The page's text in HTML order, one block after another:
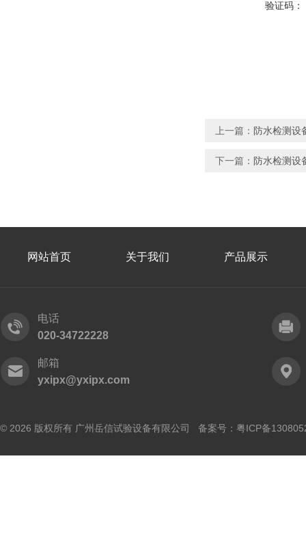
验证码：
上一篇： 防水检测设
下一篇： 防水检测设
网站首页 关于我们 产品展示
电话
020-34722228
邮箱
yxipx@yxipx.com
© 2026 版权所有 广州岳信试验设备有限公司 备案号： 粤ICP备